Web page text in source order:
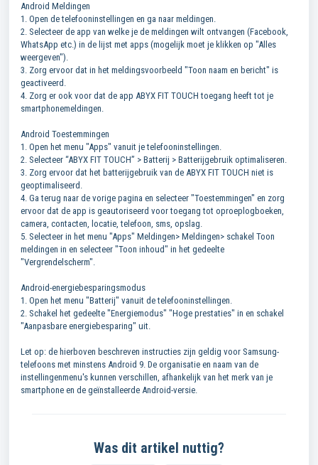
Android Meldingen
1. Open de telefooninstellingen en ga naar meldingen.
2. Selecteer de app van welke je de meldingen wilt ontvangen (Facebook,
WhatsApp etc.) in de lijst met apps (mogelijk moet je klikken op "Alles
weergeven").
3. Zorg ervoor dat in het meldingsvoorbeeld "Toon naam en bericht" is
geactiveerd.
4. Zorg er ook voor dat de app ABYX FIT TOUCH toegang heeft tot je
smartphonemeldingen.
Android Toestemmingen
1. Open het menu "Apps" vanuit je telefooninstellingen.
2. Selecteer “ABYX FIT TOUCH” > Batterij > Batterijgebruik optimaliseren.
3. Zorg ervoor dat het batterijgebruik van de ABYX FIT TOUCH niet is
geoptimaliseerd.
4. Ga terug naar de vorige pagina en selecteer "Toestemmingen" en zorg
ervoor dat de app is geautoriseerd voor toegang tot oproeplogboeken,
camera, contacten, locatie, telefoon, sms, opslag.
5. Selecteer in het menu "Apps" Meldingen> Meldingen> schakel Toon
meldingen in en selecteer "Toon inhoud" in het gedeelte
"Vergrendelscherm".
Android-energiebesparingsmodus
1. Open het menu "Batterij" vanuit de telefooninstellingen.
2. Schakel het gedeelte "Energiemodus" "Hoge prestaties" in en schakel
"Aanpasbare energiebesparing" uit.
Let op: de hierboven beschreven instructies zijn geldig voor Samsung-
telefoons met minstens Android 9. De organisatie en naam van de
instellingenmenu's kunnen verschillen, afhankelijk van het merk van je
smartphone en de geïnstalleerde Android-versie.
Was dit artikel nuttig?